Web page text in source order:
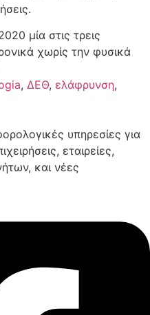
μία στις τρεις
χωρίς την φυσικά
, ΔΕΘ, ελάφρυνση,
υπηρεσίες για
εταιρείες,
και νέες